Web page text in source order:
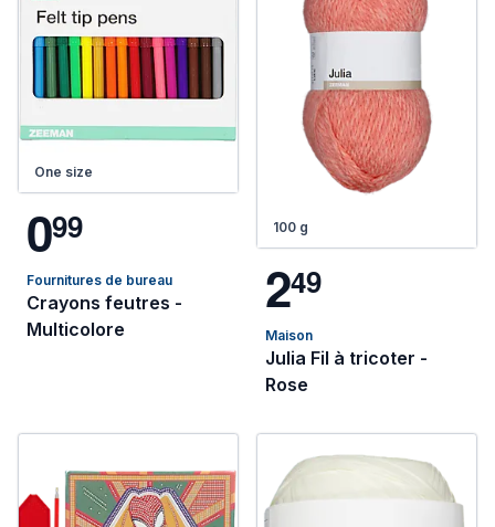
One size
099
Fournitures de bureau
Crayons feutres -
Multicolore
100 g
249
Maison
Julia Fil à tricoter -
Rose